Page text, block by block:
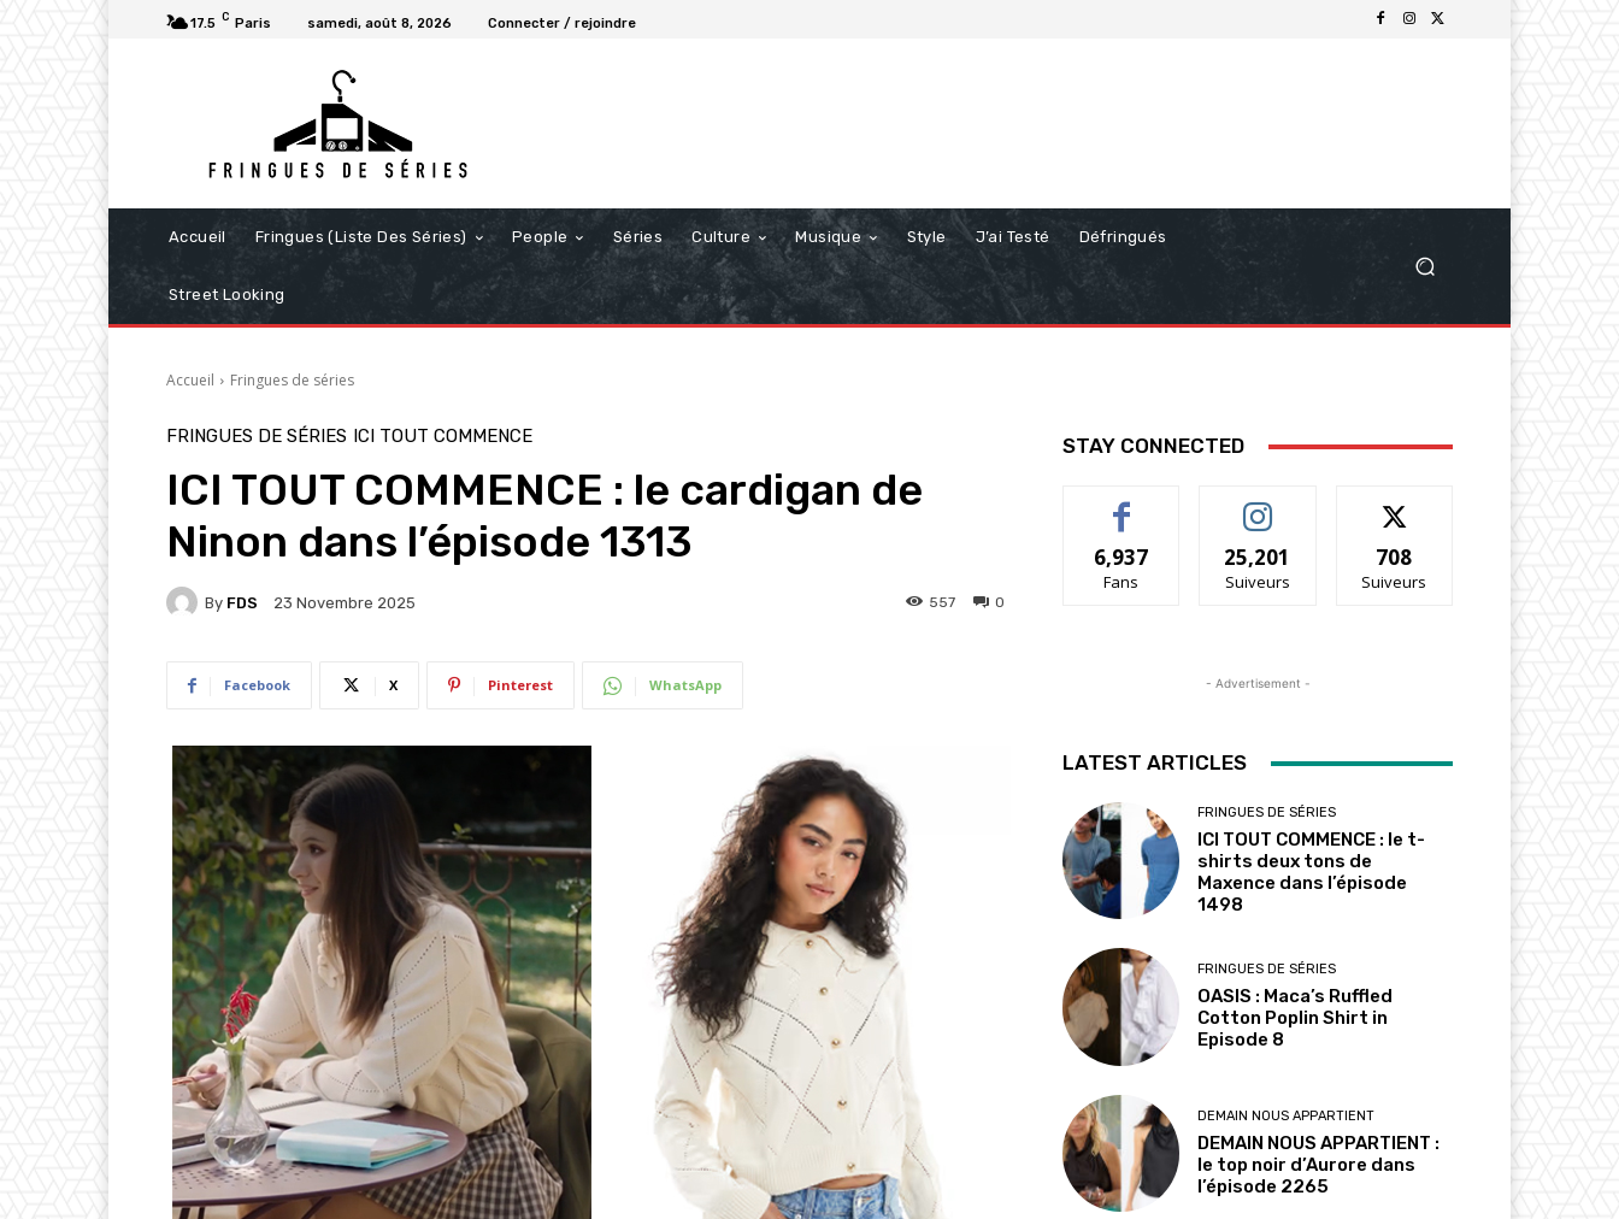
17.5 C Paris samedi, août 8, 2026 Connecter / rejoindre
Accueil Fringues (Liste Des Séries) People Séries Culture Musique Style J’ai Testé Défringués
Street Looking
Accueil Fringues de séries
FRINGUES DE SÉRIES ICI TOUT COMMENCE
ICI TOUT COMMENCE : le cardigan de
Ninon dans l’épisode 1313
By FDS 23 Novembre 2025 0
557
Facebook X Pinterest WhatsApp
STAY CONNECTED
6,937
Fans
25,201
Suiveurs
708
Suiveurs
- Advertisement -
LATEST ARTICLES
FRINGUES DE SÉRIES
ICI TOUT COMMENCE : le t-
shirts deux tons de
Maxence dans l’épisode
1498
FRINGUES DE SÉRIES
OASIS : Maca’s Ruffled
Cotton Poplin Shirt in
Episode 8
DEMAIN NOUS APPARTIENT
DEMAIN NOUS APPARTIENT :
le top noir d’Aurore dans
l’épisode 2265